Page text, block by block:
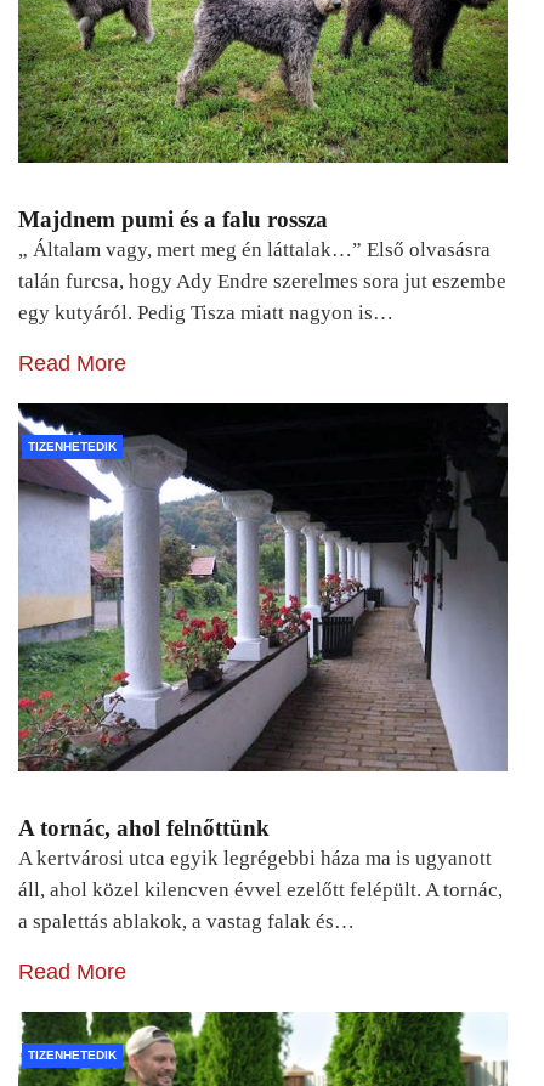
Majdnem pumi és a falu rossza
„ Általam vagy, mert meg én láttalak…” Első olvasásra
talán furcsa, hogy Ady Endre szerelmes sora jut eszembe
egy kutyáról. Pedig Tisza miatt nagyon is…
Read More
TIZENHETEDIK
A tornác, ahol felnőttünk
A kertvárosi utca egyik legrégebbi háza ma is ugyanott
áll, ahol közel kilencven évvel ezelőtt felépült. A tornác,
a spalettás ablakok, a vastag falak és…
Read More
TIZENHETEDIK